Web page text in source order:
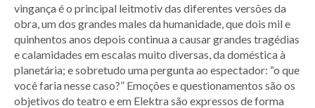
vingança é o principal leitmotiv das diferentes versões da
obra, um dos grandes males da humanidade, que dois mil e
quinhentos anos depois continua a causar grandes tragédias
e calamidades em escalas muito diversas, da doméstica à
planetária; e sobretudo uma pergunta ao espectador: “o que
você faria nesse caso?” Emoções e questionamentos são os
objetivos do teatro e em Elektra são expressos de forma